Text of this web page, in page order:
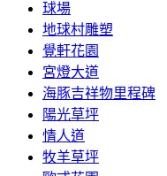
球場
地球村雕塑
覺軒花園
宮燈大道
海豚吉祥物里程碑
陽光草坪
情人道
牧羊草坪